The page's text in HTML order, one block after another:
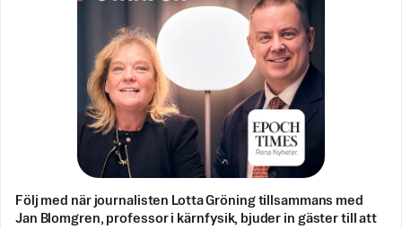
Följ med när journalisten Lotta Gröning tillsammans med
Jan Blomgren, professor i kärnfysik, bjuder in gäster till att